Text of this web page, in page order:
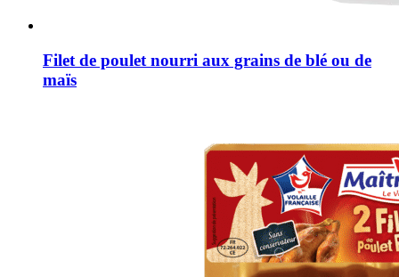
Filet de poulet nourri aux grains de blé ou de
maïs